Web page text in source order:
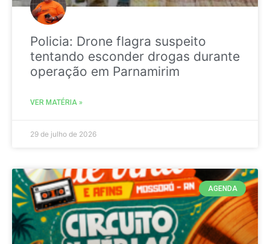
Policia: Drone flagra suspeito
tentando esconder drogas durante
operação em Parnamirim
VER MATÉRIA »
29 de julho de 2026
AGENDA